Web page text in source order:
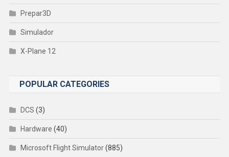
Prepar3D
Simulador
X-Plane 12
POPULAR CATEGORIES
DCS (3)
Hardware (40)
Microsoft Flight Simulator(885)